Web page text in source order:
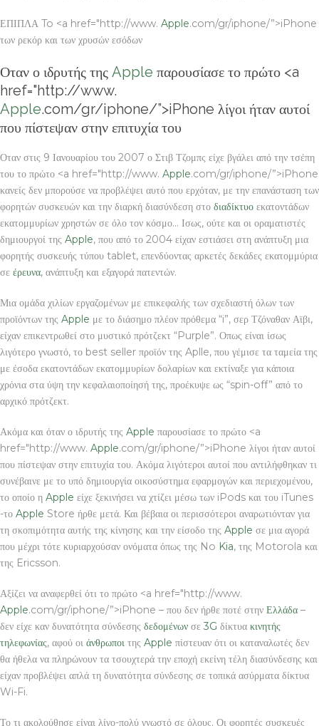
ΕΠΙΠΛΑ To <a href="http://www. Apple.com/gr/iphone/”>iPhone
των ρεκόρ και των χρυσών εσόδων
Οταν ο ιδρυτής της Apple παρουσίασε το πρώτο <a
href="http://www.
Apple.com/gr/iphone/”>iPhone λίγοι ήταν αυτοί
που πίστεψαν στην επιτυχία του
Οταν στις 9 Ιανουαρίου του 2007 ο Στιβ Τζομπς είχε βγάλει από την τσέπη
του το πρώτο <a href="http://www. Apple.com/gr/iphone/”>iPhone
κανείς δεν μπορούσε να προβλέψει αυτό που ερχόταν, με την επανάσταση των
φορητών συσκευών και την διαρκή διασύνδεση στο διαδίκτυο εκατοντάδων
εκατομμυρίων χρηστών σε όλο τον κόσμο… Ισως, ούτε και οι οραματιστές
δημιουργοί της Apple, που από το 2004 είχαν εστιάσει στη ανάπτυξη μια
φορητής συσκευής τύπου tablet, επενδύοντας αρκετές δεκάδες εκατομμύρια
σε έρευνα, ανάπτυξη και εξαγορά πατεντών.
Μια ομάδα χιλίων εργαζομένων με επικεφαλής των σχεδιαστή όλων των
προϊόντων της Apple με το διάσημο πλέον πρόθεμα “i”, σερ Τζόναθαν Αϊβι,
είχαν επικεντρωθεί στο μυστικό πρότζεκτ “Purple”. Οπως είναι ίσως
λιγότερο γνωστό, το best seller προϊόν της Aplle, που γέμισε τα ταμεία της
με έσοδα εκατοντάδων εκατομμυρίων δολαρίων και εκτίναξε για κάποια
χρόνια στα ύψη την κεφαλαιοποίησή της, προέκυψε ως “spin-off” από το
αρχικό πρότζεκτ.
Ακόμα και όταν ο ιδρυτής της Apple παρουσίασε το πρώτο <a
href="http://www. Apple.com/gr/iphone/”>iPhone λίγοι ήταν αυτοί
που πίστεψαν στην επιτυχία του. Ακόμα λιγότεροι αυτοί που αντιλήφθηκαν τι
συνέβαινε με το υπό δημιουργία οικοσύστημα εφαρμογών και περιεχομένου,
το οποίο η Apple είχε ξεκινήσει να χτίζει μέσω των iPods και του iTunes
-το Apple Store ήρθε μετά. Και βέβαια οι περισσότεροι αναρωτιόνταν για
τη σκοπιμότητα αυτής της κίνησης και την είσοδο της Apple σε μια αγορά
που μέχρι τότε κυριαρχούσαν ονόματα όπως της No Kia, της Motorola και
της Ericsson.
Αξίζει να αναφερθεί ότι το πρώτο <a href="http://www.
Apple.com/gr/iphone/”>iPhone – που δεν ήρθε ποτέ στην Ελλάδα –
δεν είχε καν δυνατότητα σύνδεσης δεδομένων σε 3G δίκτυα κινητής
τηλεφωνίας, αφού οι άνθρωποι της Apple πίστευαν ότι οι καταναλωτές δεν
θα ήθελα να πληρώνουν τα τσουχτερά την εποχή εκείνη τέλη διασύνδεσης και
είχαν προβλέψει απλά τη δυνατότητα σύνδεσης σε τοπικά ασύρματα δίκτυα
Wi-Fi.
Το τι ακολούθησε είναι λίγο-πολύ γνωστό σε όλους. Οι φορητές συσκευές